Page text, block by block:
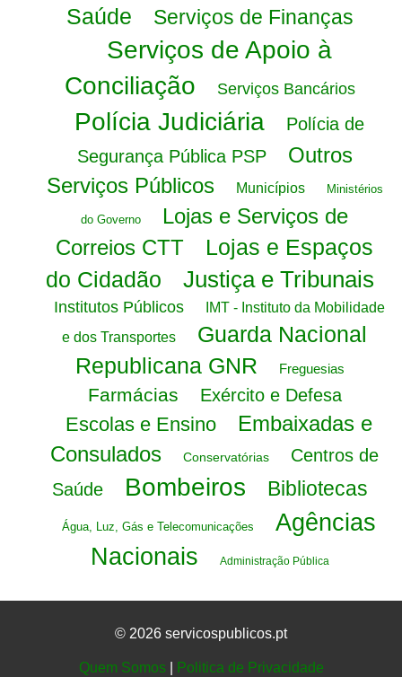
Saúde
Serviços de Finanças
Serviços de Apoio à
Conciliação
Serviços Bancários
Polícia Judiciária
Polícia de
Segurança Pública PSP
Outros
Serviços Públicos
Municípios Ministérios
do Governo
Lojas e Serviços de
Correios CTT
Lojas e Espaços
do Cidadão
Justiça e Tribunais
Institutos Públicos
IMT - Instituto da Mobilidade
e dos Transportes
Guarda Nacional
Republicana GNR
Freguesias
Farmácias Exército e Defesa
Escolas e Ensino
Embaixadas e
Consulados
Conservatórias
Centros de
Saúde
Bombeiros Bibliotecas
Água, Luz, Gás e Telecomunicações
Agências
Nacionais
Administração Pública
© 2026 servicospublicos.pt
Quem Somos| Politica de Privacidade